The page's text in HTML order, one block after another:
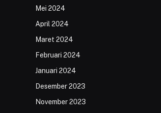
Mei 2024
April 2024
Maret 2024
Februari 2024
Januari 2024
Desember 2023
November 2023